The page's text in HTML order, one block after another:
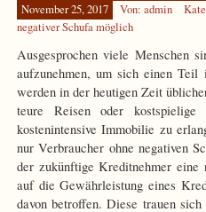
November 25, 2017 Von: admin
negativer Schufa möglich
Ausgesprochen viele Menschen
aufzunehmen, um sich einen
werden in der heutigen Zeit
teure Reisen oder
kostenintensive Immobilie zu
nur Verbraucher ohne negativen
der zukünftige Kreditnehmer
auf die Gewährleistung eines
davon betroffen. Diese trauen